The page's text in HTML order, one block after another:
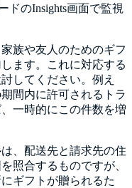
ドのInsights画面で監視
族や友人のためのギフ
ます。これに対応する
してください。例え
間内に許可されるトラ
一時的にこの件数を増
、配送先と請求先の住
照合するものですが、
ギフトが贈られるた